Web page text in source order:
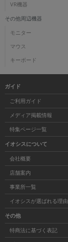
VR機器
その他周辺機器
モニター
マウス
キーボード
ガイド
ご利用ガイド
メディア掲載情報
特集ページ一覧
イオシスについて
会社概要
店舗案内
事業所一覧
イオシスが選ばれる理由
その他
特商法に基づく表記